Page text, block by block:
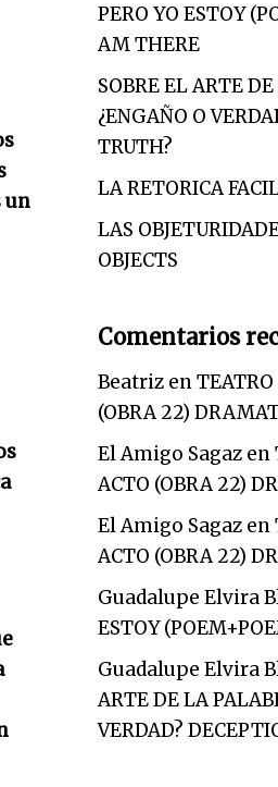
un
PERO YO ESTOY
AM THERE
SOBRE EL ARTE
¿ENGAÑO O
TRUTH?
LA RETORICA
LAS
OBJECTS
Comentarios
BeatrizenTEATRO
(OBRA 22)
El Amigo Sagazen
ACTO (OBRA 22)
El Amigo Sagazen
ACTO (OBRA 22)
Guadalupe Elvira
ESTOY
Guadalupe Elvira
ARTE DE LA
VERDAD?